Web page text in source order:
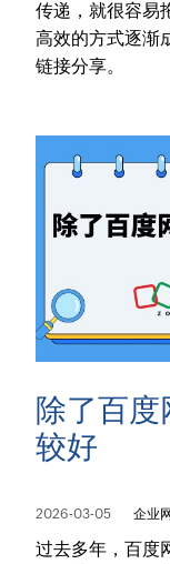
传递，就很容易
高效的方式逐
链接分享。
除了百度
较好
2026-03-05 企业
过去多年，百度